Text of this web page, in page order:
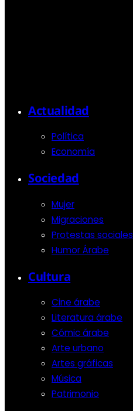
Actualidad
Política
Economía
Sociedad
Mujer
Migraciones
Protestas sociales
Humor Árabe
Cultura
Cine árabe
Literatura árabe
Cómic árabe
Arte urbano
Artes gráficas
Música
Patrimonio